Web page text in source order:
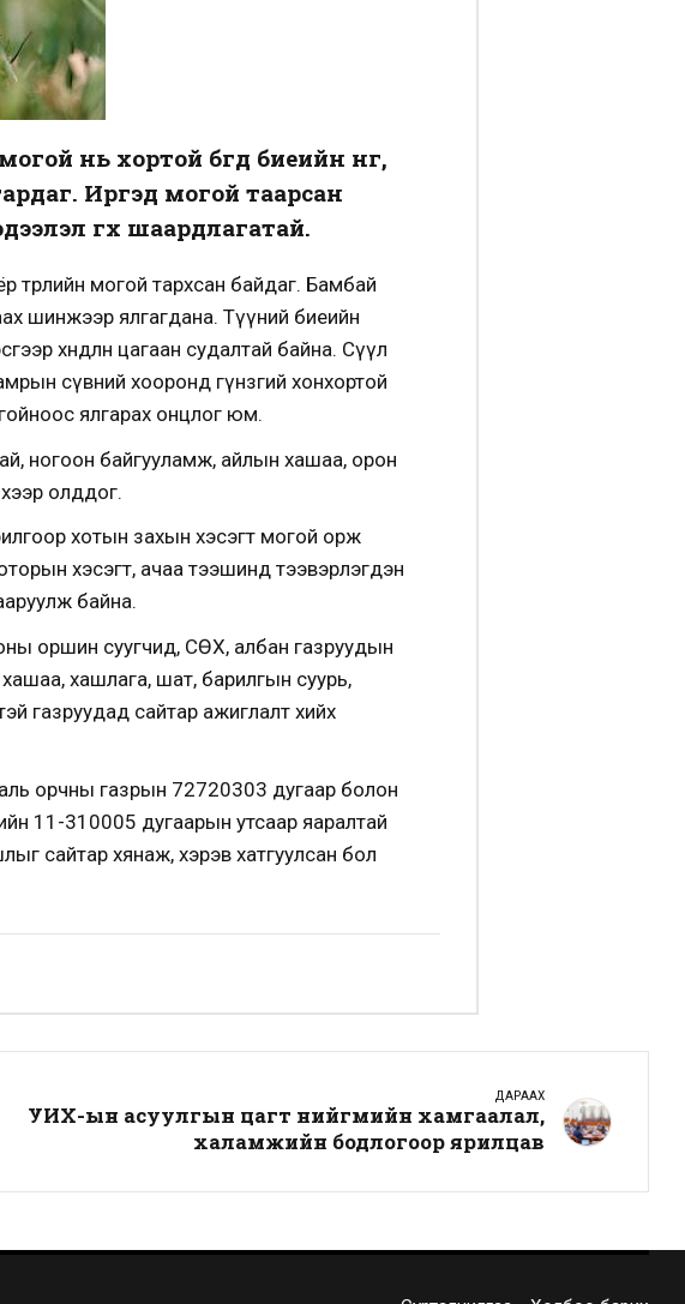
нь хортой бөгөөд биеийн өнгө,
Иргэд могой таарсан
өгөх шаардлагатай.
могой тархсан байдаг. Бамбай
шинжээр ялгагдана. Түүний биеийн
хөндлөн цагаан судалтай байна. Сүүл
сүвний хооронд гүнзгий хонхортой
ялгарах онцлог юм.
ногоон байгууламж, айлын хашаа, орон
олддог.
хотын захын хэсэгт могой орж
хэсэгт, ачаа тээшинд тээвэрлэгдэн
байна.
оршин суугчид, СӨХ, албан газруудын
хашлага, шат, барилгын суурь,
газруудад сайтар ажиглалт хийх
орчны газрын 72720303 дугаар болон
11-310005 дугаарын утсаар яаралтай
сайтар хянаж, хэрэв хатгуулсан бол
ДАРААХ
УИХ-ын асуулгын цагт нийгмийн хамгаалал,
халамжийн бодлогоор ярилцав